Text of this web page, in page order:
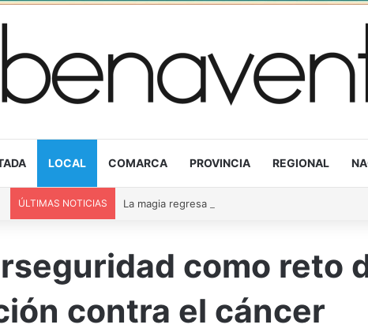
LOCAL COMARCA PROVINCIA REGIONAL
ÚLTIMAS NOTICIAS
como reto
contra el cáncer